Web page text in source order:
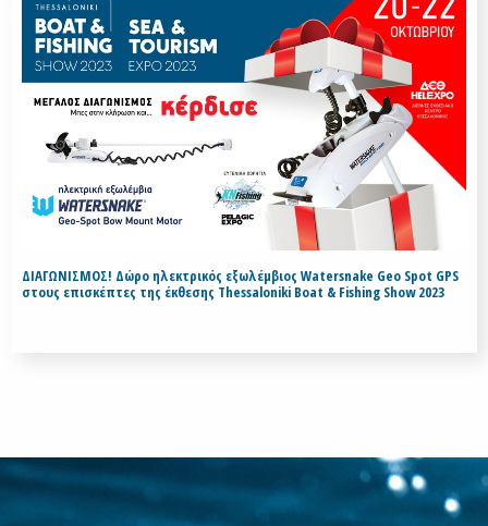
ΔΙΑΓΩΝΙΣΜΟΣ! Δώρο ηλεκτρικός εξωλέμβιος Watersnake Geo Spot GPS
στους επισκέπτες της έκθεσης Thessaloniki Boat & Fishing Show 2023